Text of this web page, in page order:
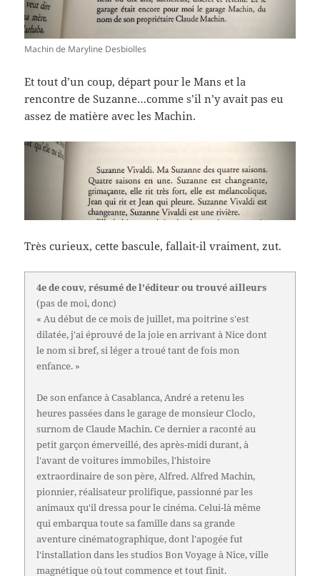
Machin de Maryline Desbiolles
Et tout d’un coup, départ pour le Mans et la
rencontre de Suzanne…comme s’il n’y avait pas eu
assez de matière avec les Machin.
Très curieux, cette bascule, fallait-il vraiment, zut.
4e de couv, résumé de l'éditeur ou trouvé ailleurs
(pas de moi, donc)
« Au début de ce mois de juillet, ma poitrine s'est
dilatée, j'ai éprouvé de la joie en arrivant à Nice dont
le nom si bref, si léger a troué tant de fois mon
enfance. »
De son enfance à Casablanca, André a retenu les
heures passées dans le garage de monsieur Cloclo,
surnom de Claude Machin. Ce dernier a raconté au
petit garçon émerveillé, des après-midi durant, à
l'avant de voitures immobiles, l'histoire
extraordinaire de son père, Alfred. Alfred Machin,
pionnier, réalisateur prolifique, passionné par les
animaux qu'il dressa pour le cinéma. Celui-là même
qui embarqua toute sa famille dans sa grande
aventure cinématographique, dont l'apogée fut
l'installation dans les studios Bon Voyage à Nice, ville
magnétique où tout commence et tout finit.